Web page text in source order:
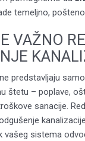
temeljno,
VAŽNO
ne predstavljaju
štetu – poplave,
sanacije.
vašeg sistema